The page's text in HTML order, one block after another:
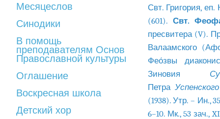
Месяцеслов
Синодики
В помощь
преподавателям Основ
Православной культуры
Оглашение
Воскресная школа
Детский хор
Свт. Григория,
(601). Свт.
пресвитера (V).
Валаамского
Фео́звы
Зиновия
Петра Успенского
(1938). Утр. – Ин.,
6–10. Мк., 53 зач.,